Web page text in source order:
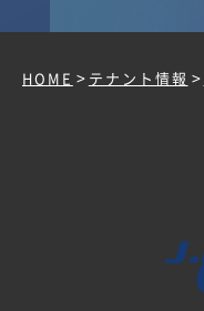
HOME > テナント情報 >